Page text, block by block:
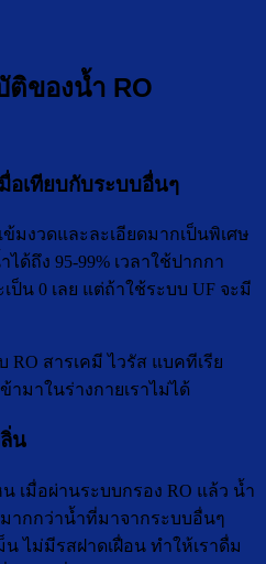
ของน้ำ RO
อเทียบกับระบบอื่นๆ
มงวดและละเอียดมากเป็นพิเศษ
ด้ถึง 95-99% เวลาใช้ปากกา
น 0 เลย แต่ถ้าใช้ระบบ UF จะมี
สารเคมี ไวรัส แบคทีเรีย
มาในร่างกายเราไม่ได้
น
เมื่อผ่านระบบกรอง RO แล้ว น้ำ
ากกว่าน้ำที่มาจากระบบอื่นๆ
ไม่มีรสฝาดเฝื่อน ทำให้เราดื่ม